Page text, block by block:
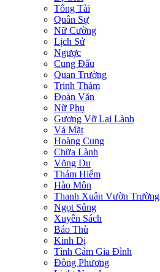
Tổng Tài
Quân Sự
Nữ Cường
Lịch Sử
Ngược
Cung Đấu
Quan Trường
Trinh Thám
Đoản Văn
Nữ Phụ
Gương Vỡ Lại Lành
Vả Mặt
Hoàng Cung
Chữa Lành
Võng Du
Thám Hiểm
Hào Môn
Thanh Xuân Vườn Trường
Ngọt Sủng
Xuyên Sách
Báo Thù
Kinh Dị
Tình Cảm Gia Đình
Đông Phương